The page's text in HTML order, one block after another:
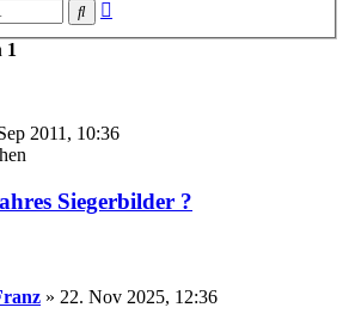
Suche
1
2011, 10:36
Siegerbilder ?
» 22. Nov 2025, 12:36